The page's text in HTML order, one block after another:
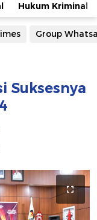
Hukum Kriminal
Group
Suksesnya